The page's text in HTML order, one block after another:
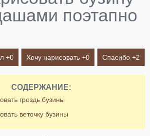
поэтапно
+0 Хочу нарисовать +0 Спасибо +2
СОДЕРЖАНИЕ:
гроздь бузины
веточку бузины